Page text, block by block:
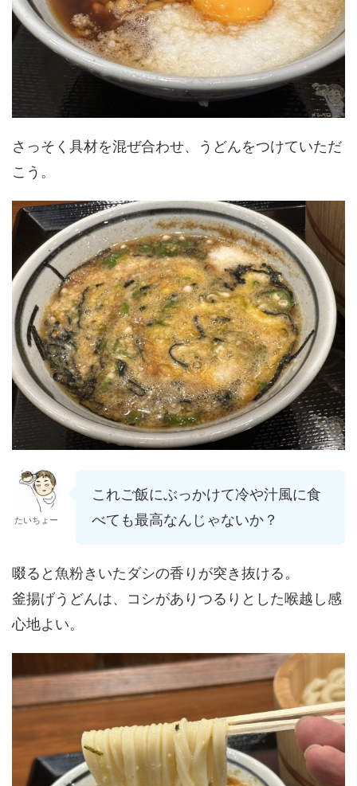
さっそく具材を混ぜ合わせ、うどんをつけていただ
こう。
たいちょー
これご飯にぶっかけて冷や汁風に食
べても最高なんじゃないか？
啜ると魚粉きいたダシの香りが突き抜ける。
釜揚げうどんは、コシがありつるりとした喉越し感
心地よい。